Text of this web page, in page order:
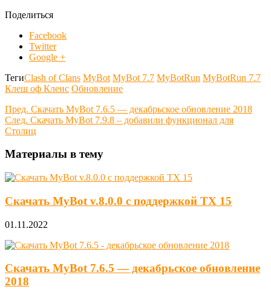
Поделиться
Facebook
Twitter
Google +
ТегиClash of Clans MyBot MyBot 7.7 MyBotRun MyBotRun 7.7
Клеш оф Кленс Обновление
Пред. Скачать MyBot 7.6.5 — декабрьское обновление 2018
След. Скачать MyBot 7.9.8 – добавили функционал для
Столиц
Материалы в тему
Скачать MyBot v.8.0.0 с поддержкой ТХ 15
01.11.2022
Скачать MyBot 7.6.5 — декабрьское обновление
2018